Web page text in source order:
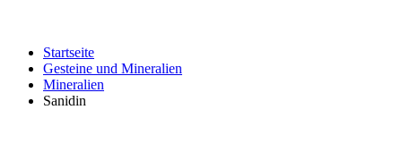
Startseite
Gesteine und Mineralien
Mineralien
Sanidin